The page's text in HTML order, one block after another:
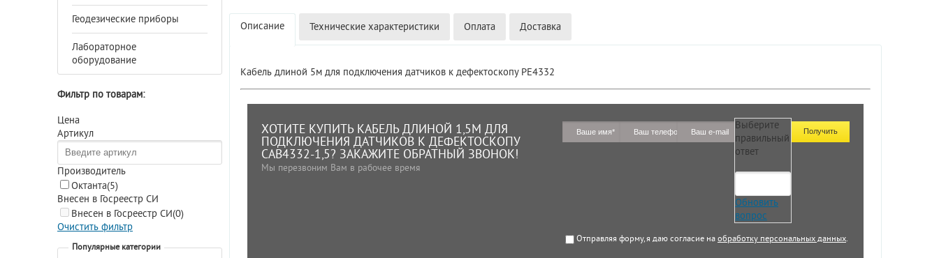
Геодезические приборы
Лабораторное
оборудование
Фильтр по товарам:
Цена
Артикул
Производитель
Октанта(5)
Внесен в Госреестр СИ
Внесен в Госреестр СИ(0)
Очистить фильтр
Популярные категории
Описание Технические характеристики Оплата Доставка
Кабель длиной 5м для подключения датчиков к дефектоскопу PE4332
ХОТИТЕ КУПИТЬ КАБЕЛЬ ДЛИНОЙ 1,5М ДЛЯ
ПОДКЛЮЧЕНИЯ ДАТЧИКОВ К ДЕФЕКТОСКОПУ
CAB4332-1,5? ЗАКАЖИТЕ ОБРАТНЫЙ ЗВОНОК!
Мы перезвоним Вам в рабочее время
Выберите
правильный
ответ
Обновить
вопрос
Отправляя форму, я даю согласие на обработку персональных данных